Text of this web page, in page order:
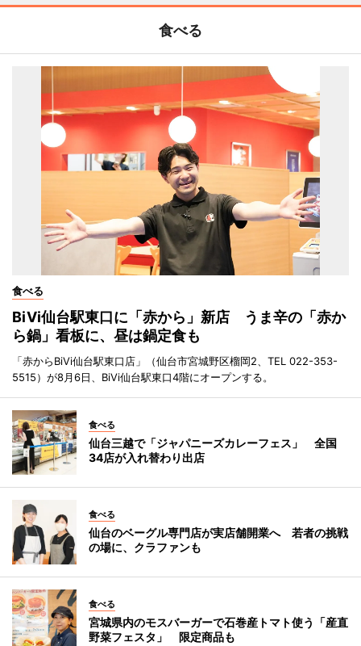
食べる
食べる
BiVi仙台駅東口に「赤から」新店 うま辛の「赤か
ら鍋」看板に、昼は鍋定食も
「赤からBiVi仙台駅東口店」（仙台市宮城野区榴岡2、TEL 022-353-
5515）が8月6日、BiVi仙台駅東口4階にオープンする。
食べる
仙台三越で「ジャパニーズカレーフェス」 全国
34店が入れ替わり出店
食べる
仙台のベーグル専門店が実店舗開業へ 若者の挑戦
の場に、クラファンも
食べる
宮城県内のモスバーガーで石巻産トマト使う「産直
野菜フェスタ」 限定商品も